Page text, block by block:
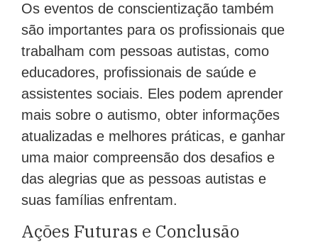
Os eventos de conscientização também
são importantes para os profissionais que
trabalham com pessoas autistas, como
educadores, profissionais de saúde e
assistentes sociais. Eles podem aprender
mais sobre o autismo, obter informações
atualizadas e melhores práticas, e ganhar
uma maior compreensão dos desafios e
das alegrias que as pessoas autistas e
suas famílias enfrentam.
Ações Futuras e Conclusão